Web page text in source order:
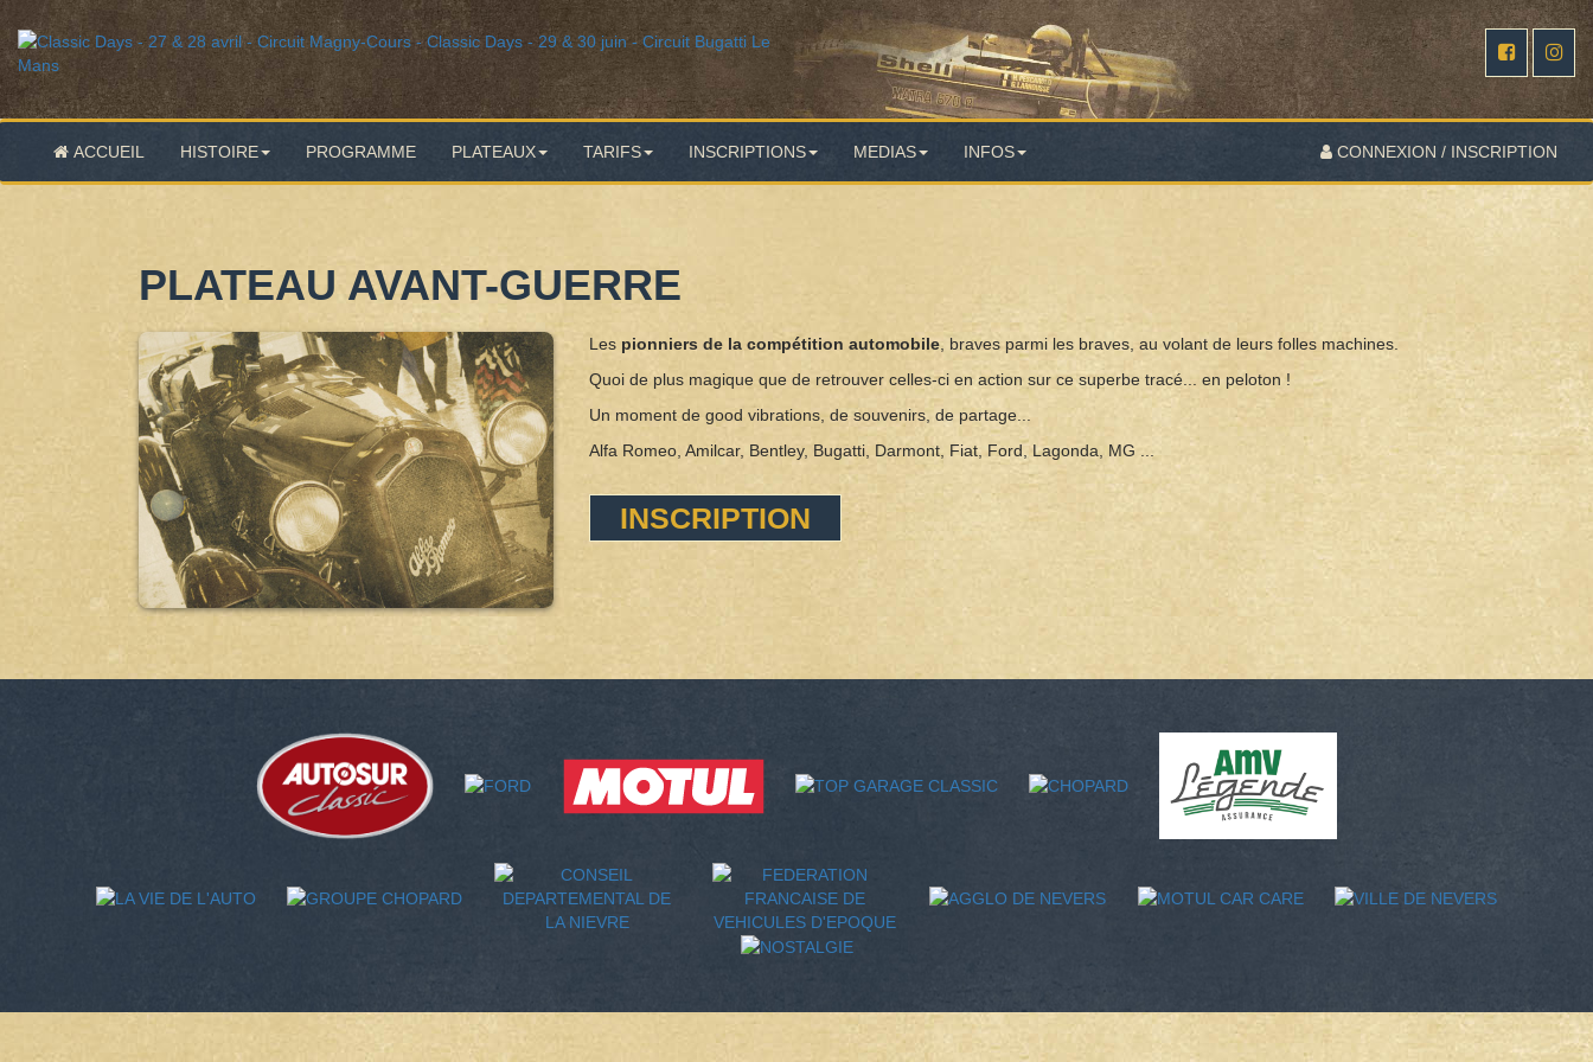
ACCUEIL HISTOIRE PROGRAMME PLATEAUX TARIFS INSCRIPTIONS MEDIAS INFOS CONNEXION / INSCRIPTION
PLATEAU AVANT-GUERRE
Les pionniers de la compétition automobile, braves parmi les braves, au volant de leurs folles machines.
Quoi de plus magique que de retrouver celles-ci en action sur ce superbe tracé... en peloton !
Un moment de good vibrations, de souvenirs, de partage...
Alfa Romeo, Amilcar, Bentley, Bugatti, Darmont, Fiat, Ford, Lagonda, MG ...
INSCRIPTION